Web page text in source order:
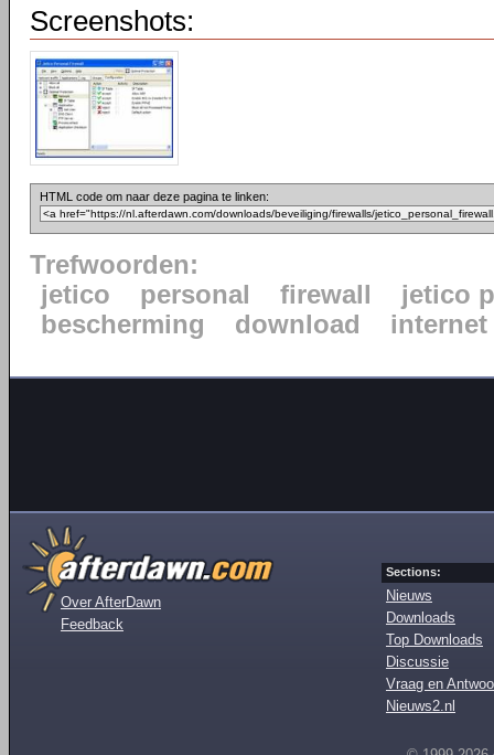
Screenshots:
HTML code om naar deze pagina te linken:
Trefwoorden:
jetico
personal firewall
jetico
bescherming
download internet
Over AfterDawn
Feedback
Sections:
Nieuws
Downloads
Top Downloads
Discussie
Vraag en
Nieuws2.nl